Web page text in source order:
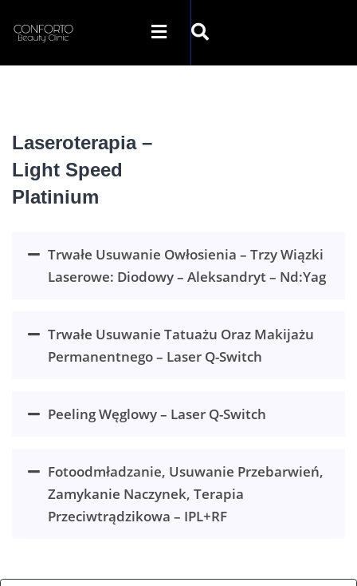
O NAS
OFERTA
SKLEP INTERNETOWY
Laseroterapia –
Light Speed
Platinium
Trwałe Usuwanie Owłosienia – Trzy Wiązki
Laserowe: Diodowy – Aleksandryt – Nd:Yag
Trwałe Usuwanie Tatuażu Oraz Makijażu
Permanentnego – Laser Q-Switch
Peeling Węglowy – Laser Q-Switch
Fotoodmładzanie, Usuwanie Przebarwień,
Zamykanie Naczynek, Terapia
Przeciwtrądzikowa – IPL+RF